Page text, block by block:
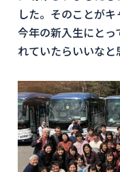
した。そのことがキ
今年の新入生にと
れていたらいいなと